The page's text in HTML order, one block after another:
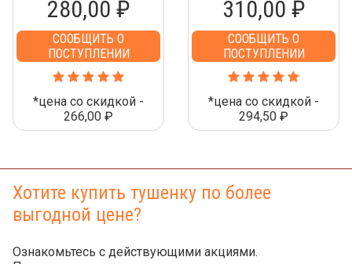
280,00 ₽
СООБЩИТЬ О
ПОСТУПЛЕНИИ
*цена со скидкой -
266,00 ₽
310,00 ₽
СООБЩИТЬ О
ПОСТУПЛЕНИИ
*цена со скидкой -
294,50 ₽
Хотите купить тушенку по более
выгодной цене?
Ознакомьтесь с действующими акциями.